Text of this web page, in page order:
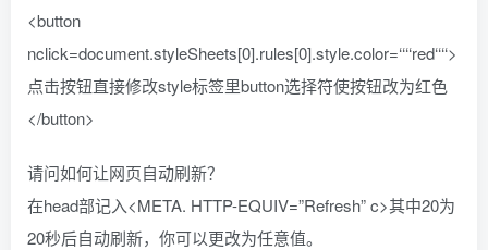
<button
nclick=document.styleSheets[0].rules[0].style.color=‘‘‘‘red‘‘‘‘>
点击按钮直接修改style标签里button选择符使按钮改为红色
</button>
请问如何让网页自动刷新？
在head部记入<META. HTTP-EQUIV=”Refresh” c>其中20为
20秒后自动刷新，你可以更改为任意值。